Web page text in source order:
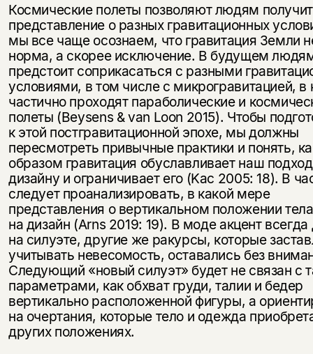
Космические полеты позволяют людям
представление о разных гравитационных
мы все чаще осознаем, что гравитация Земли
норма, а скорее исключение. В будущем
предстоит соприкасаться с разными
условиями, в том числе с микрогравитацией, в
частично проходят параболические и
полеты (Beysens & van Loon 2015). Чтобы
к этой постгравитационной эпохе, мы должны
пересмотреть привычные практики и понять,
образом гравитация обуславливает наш
дизайну и ограничивает его (Kac 2005: 18). В
следует проанализировать, в какой мере
представления о вертикальном положении
на дизайн (Arns 2019: 19). В моде акцент всегда
на силуэте, другие же ракурсы, которые
учитывать невесомость, оставались без
Следующий «новый силуэт» будет не связан с
параметрами, как обхват груди, талии и бедер
вертикально расположенной фигуры, а
на очертания, которые тело и одежда
других положениях.